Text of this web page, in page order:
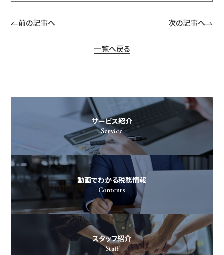
前の記事へ 次の記事へ
一覧へ戻る
サービス紹介
Service
動画でわかる税務情報
Contents
スタッフ紹介
Staff